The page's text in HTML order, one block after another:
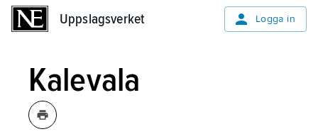
Uppslagsverket Logga in
Kalevala